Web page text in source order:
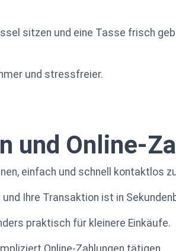
sitzen und eine Tasse frisch
und stressfreier.
und Online-
einfach und schnell kontaktlos
Ihre Transaktion ist in
praktisch für kleinere Einkäufe.
Online-Zahlungen tätigen.